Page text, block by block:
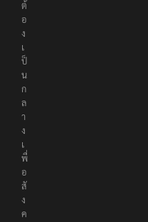
ถู
ก
ต้
อ
ง
เ
ป็
น
ก
ล
า
ง
เ
พื่
อ
สั